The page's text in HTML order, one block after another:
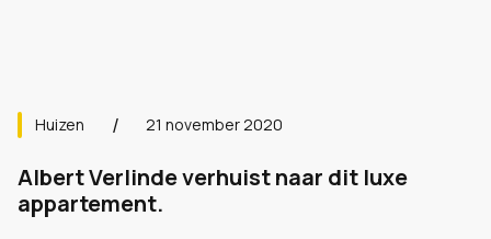
Huizen 21 november 2020
Albert Verlinde verhuist naar dit luxe
appartement.